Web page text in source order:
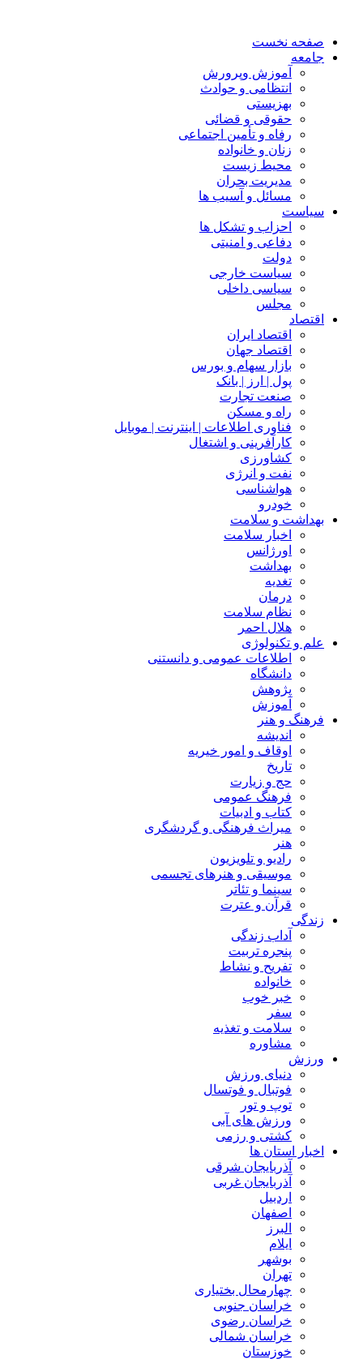
صفحه نخست
جامعه
آموزش وپرورش
انتظامی و حوادث
بهزیستی
حقوقی و قضائی
رفاه و تأمین اجتماعی
زنان و خانواده
محیط زیست
مدیریت بحران
مسائل و آسیب ها
سیاست
احزاب و تشکل ها
دفاعی و امنیتی
دولت
سیاست خارجی
سیاسی داخلی
مجلس
اقتصاد
اقتصاد ایران
اقتصاد جهان
بازار سهام و بورس
پول | ارز | بانک
صنعت تجارت
راه و مسکن
فناوری اطلاعات | اینترنت | موبایل
کارآفرینی و اشتغال
کشاورزی
نفت و انرژی
هواشناسی
خودرو
بهداشت و سلامت
اخبار سلامت
اورژانس
بهداشت
تغدیه
درمان
نظام سلامت
هلال احمر
علم و تکنولوژی
اطلاعات عمومی و دانستنی
دانشگاه
پژوهش
آموزش
فرهنگ و هنر
اندیشه
اوقاف و امور خیریه
تاریخ
حج و زیارت
فرهنگ عمومی
کتاب و ادبیات
میراث فرهنگی و گردشگری
هنر
رادیو و تلویزیون
موسیقی و هنرهای تجسمی
سینما و تئاتر
قرآن و عترت
زندگی
آداب زندگی
پنجره تربیت
تفریح و نشاط
خانواده
خبر خوب
سفر
سلامت و تغذیه
مشاوره
ورزش
دنیای ورزش
فوتبال و فوتسال
توپ و تور
ورزش های آبی
کشتی و رزمی
اخبار استان ها
آذربایجان شرقی
آذربایجان غربی
اردبیل
اصفهان
البرز
ایلام
بوشهر
تهران
چهارمحال بختیاری
خراسان جنوبی
خراسان رضوی
خراسان شمالی
خوزستان